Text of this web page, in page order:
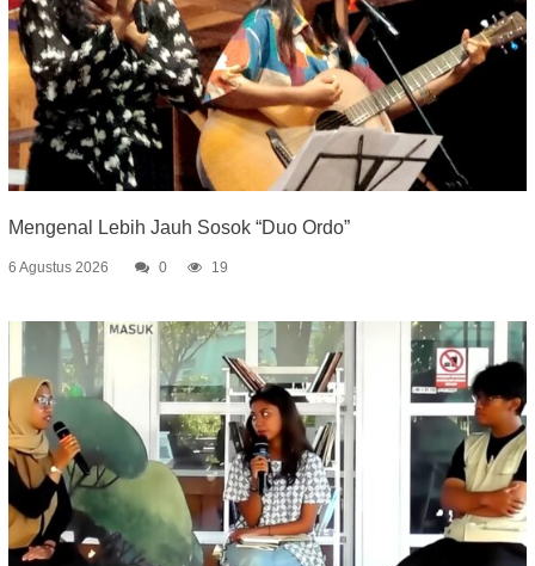
Mengenal Lebih Jauh Sosok “Duo Ordo”
6 Agustus 2026 0 19